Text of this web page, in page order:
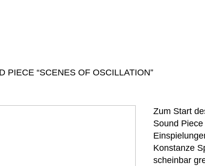
PIECE “SCENES OF OSCILLATION”
Zum Start
Sound
Konstanze
scheinbar